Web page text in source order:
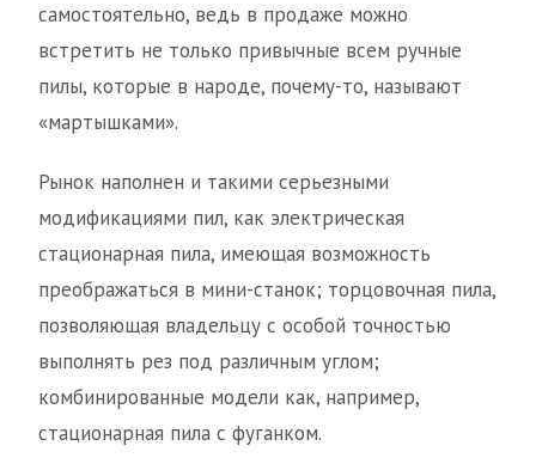
самостоятельно, ведь в продаже можно
встретить не только привычные всем ручные
пилы, которые в народе, почему-то, называют
«мартышками».
Рынок наполнен и такими серьезными
модификациями пил, как электрическая
стационарная пила, имеющая возможность
преображаться в мини-станок; торцовочная пила,
позволяющая владельцу с особой точностью
выполнять рез под различным углом;
комбинированные модели как, например,
стационарная пила с фуганком.